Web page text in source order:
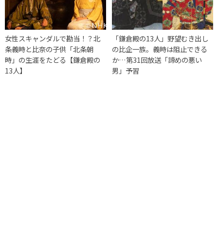
女性スキャンダルで勘当！？北
条義時と比奈の子供「北条朝
時」の生涯をたどる【鎌倉殿の
13人】
「鎌倉殿の13人」野望むき出し
の比企一族。義時は阻止できる
か…第31回放送「諦めの悪い
男」予習